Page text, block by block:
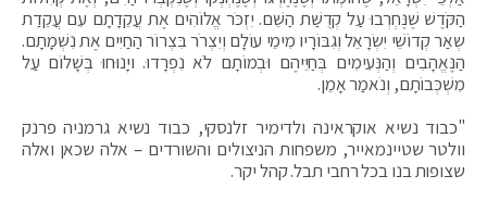
הַקֹּדֶשׁ שֶׁנֶּחְרְבוּ עַל קְדֻשַּׁת הַשֵּׁם. יִזְכֹּר אֱלוֹהִים אֶת עֲקֵדָתָם עִם עֲקֵדַת
שְאַר קְדוֹשֵׁי יִשְׂרָאֵל וְגִבּוֹרָיו מִימֵי עוֹלָם וְיִצְרֹר בִּצְרוֹר הַחַיִּים אֶת נִשְׁמָתָם.
הַנֶּאֱהָבִים וְהַנְּעִימִים בְּחַיֵּיהֶם וּבְמוֹתָם לֹא נִפְרָדוּ. ויָנוּחוּ בְּשָׁלוֹם עַל
מִשְׁכְּבוֹתָם, וְנֹאמַר אָמֵן.
"כבוד נשיא אוקראינה ולדימיר זלנסקי, כבוד נשיא גרמניה פרנק
וולטר שטיינמאייר, משפחות הניצולים והשורדים – אלה שכאן ואלה
שצופות בנו בכל רחבי תבל. קהל יקר.